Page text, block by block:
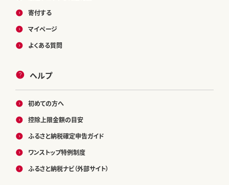
寄付する
マイページ
よくある質問
ヘルプ
初めての方へ
控除上限金額の目安
ふるさと納税確定申告ガイド
ワンストップ特例制度
ふるさと納税ナビ（外部サイト）